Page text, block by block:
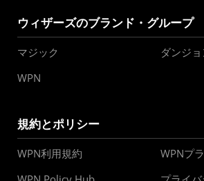
ウィザーズのブランド・グループ
マジック
ダンジ
WPN
規約とポリシー
WPN利用規約
WPNプ